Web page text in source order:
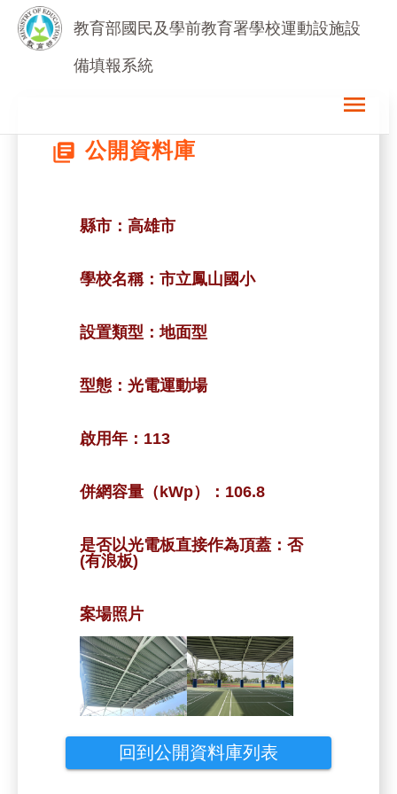
教育部國民及學前教育署學校運動設施設
備填報系統
menu
library_books 公開資料庫
縣市： 高雄市
學校名稱： 市立鳳山國小
設置類型：地面型
型態： 光電運動場
啟用年： 113
併網容量（kWp）： 106.8
是否以光電板直接作為頂蓋： 否
(有浪板)
案場照片